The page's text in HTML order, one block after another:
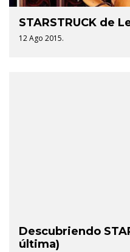
STARSTRUCK de
12 Ago 2015.
Descubriendo
última)